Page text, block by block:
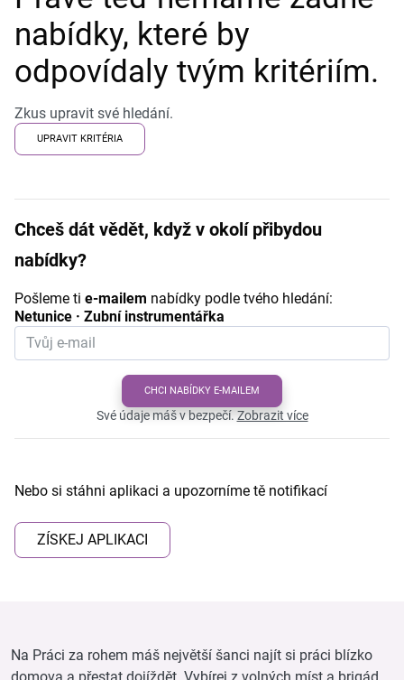
nabídky, které by
odpovídaly tvým kritériím.
Zkus upravit své hledání.
UPRAVIT KRITÉRIA
Chceš dát vědět, když v okolí přibydou
nabídky?
Pošleme ti e-mailem nabídky podle tvého hledání:
Netunice · Zubní instrumentářka
CHCI NABÍDKY E-MAILEM
Své údaje máš v bezpečí.Zobrazit více
Nebo si stáhni aplikaci a upozorníme tě notifikací
ZÍSKEJ APLIKACI
Na Práci za rohem máš největší šanci najít si práci blízko
domova a přestat dojíždět. Vybírej z volných míst a brigád